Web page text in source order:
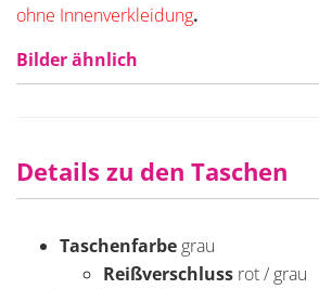
ohne Innenverkleidung.
Bilder ähnlich
Details zu den Taschen
Taschenfarbe grau
Reißverschluss rot / grau